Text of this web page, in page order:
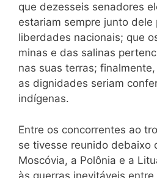
que dezesseis senadores
estariam sempre junto dele
liberdades nacionais; que
minas e das salinas
nas suas terras;
as dignidades seriam
indígenas.
Entre os concorrentes ao
se tivesse reunido debaixo
Moscóvia, a Polônia e a
às guerras inevitáveis